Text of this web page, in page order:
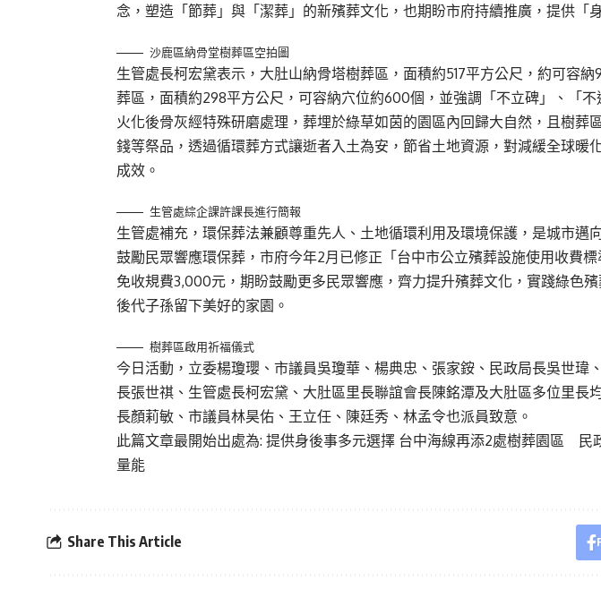
念，塑造「節葬」與「潔葬」的新殯葬文化，也期盼市府持續推廣，提供「
沙鹿區納骨堂樹葬區空拍圖
生管處長柯宏黛表示，大肚山納骨塔樹葬區，面積約517平方公尺，約可容
葬區，面積約298平方公尺，可容納穴位約600個，並強調「不立碑」、「
火化後骨灰經特殊研磨處理，葬埋於綠草如茵的園區內回歸大自然，且樹葬
錢等祭品，透過循環葬方式讓逝者入土為安，節省土地資源，對減緩全球暖
成效。
生管處綜企課許課長進行簡報
生管處補充，環保葬法兼顧尊重先人、土地循環利用及環境保護，是城市邁
鼓勵民眾響應環保葬，市府今年2月已修正「台中市公立殯葬設施使用收費
免收規費3,000元，期盼鼓勵更多民眾響應，齊力提升殯葬文化，實踐綠色
後代子孫留下美好的家園。
樹葬區啟用祈福儀式
今日活動，立委楊瓊瓔、市議員吳瓊華、楊典忠、張家銨、民政局長吳世瑋
長張世祺、生管處長柯宏黛、大肚區里長聯誼會長陳銘潭及大肚區多位里長
長顏莉敏、市議員林昊佑、王立任、陳廷秀、林孟令也派員致意。
此篇文章最開始出處為: 提供身後事多元選擇 台中海線再添2處樹葬園區 民
量能
Share This Article